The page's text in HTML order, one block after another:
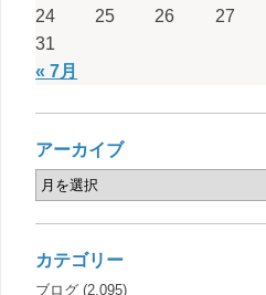
« 7月
24
25 26 27
31
アーカイブ
カテゴリー
ブログ (2,095)